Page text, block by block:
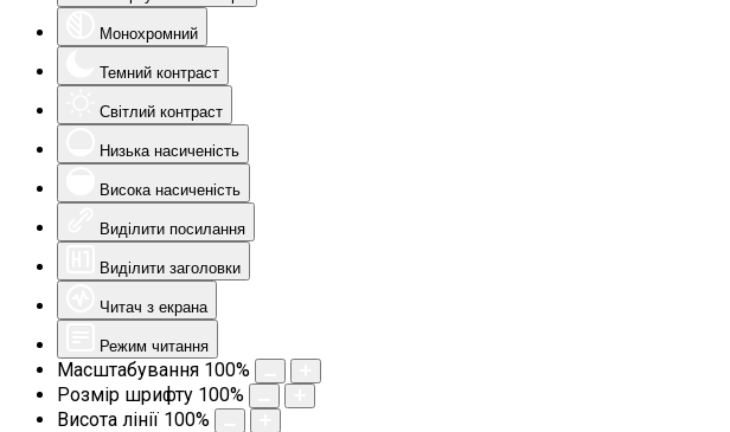
Монохромний
Темний контраст
Світлий контраст
Низька насиченість
Висока насиченість
Виділити посилання
Виділити заголовки
Читач з екрана
Режим читання
Масштабування 100%
Розмір шрифту 100%
Висота лінії 100%